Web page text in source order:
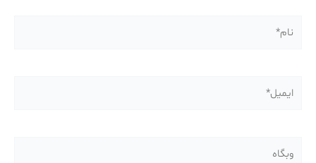
وبگاه